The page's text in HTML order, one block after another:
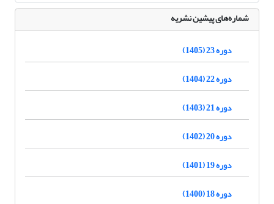
شماره‌های پیشین نشریه
دوره 23 (1405)
دوره 22 (1404)
دوره 21 (1403)
دوره 20 (1402)
دوره 19 (1401)
دوره 18 (1400)